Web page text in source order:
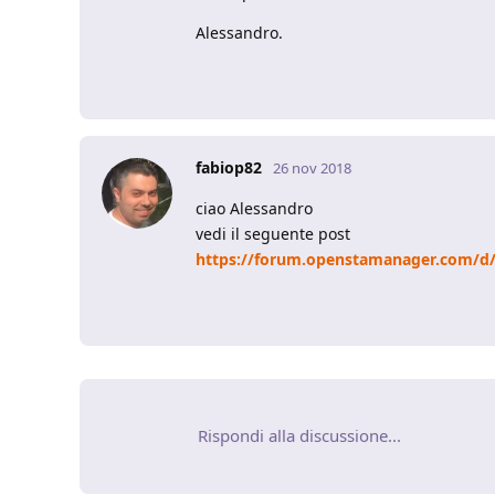
Alessandro.
fabiop82 26 nov 2018
ciao Alessandro
vedi il seguente post
https://forum.openstamanager.com/
Rispondi alla discussione...